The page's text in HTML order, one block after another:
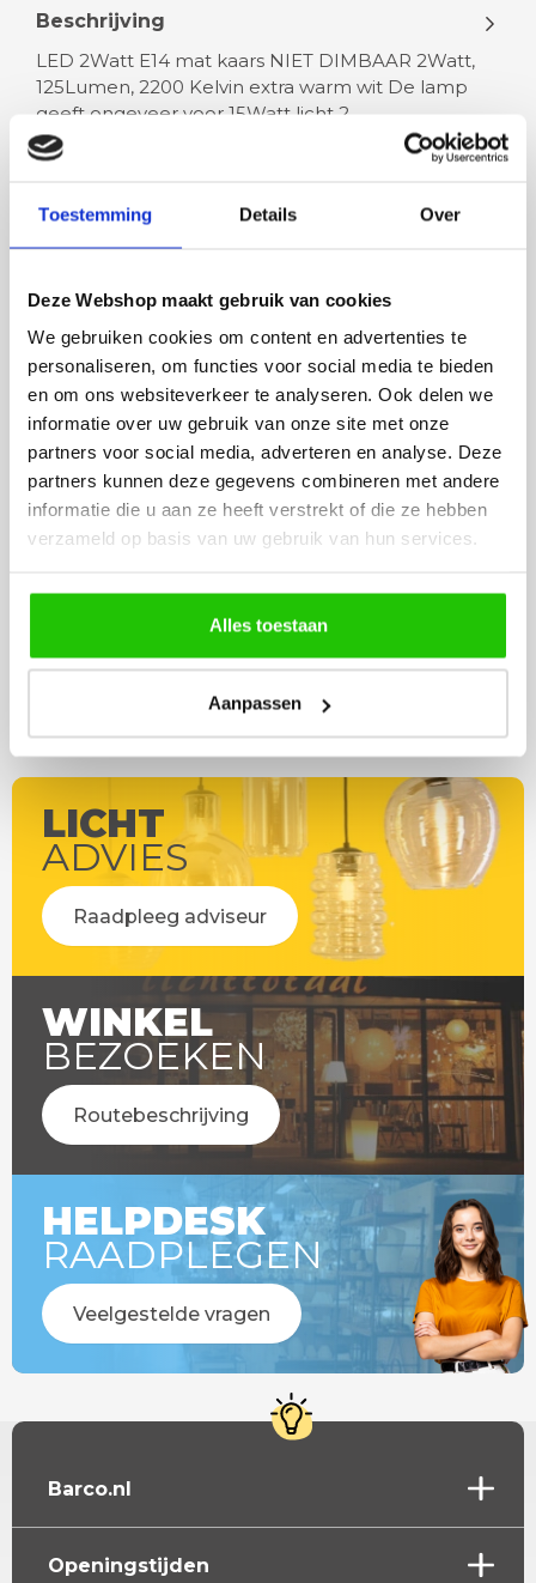
Toestemming Details Over
Deze Webshop maakt gebruik van cookies
We gebruiken cookies om content en advertenties te
personaliseren, om functies voor social media te bieden
en om ons websiteverkeer te analyseren. Ook delen we
informatie over uw gebruik van onze site met onze
partners voor social media, adverteren en analyse. Deze
partners kunnen deze gegevens combineren met andere
informatie die u aan ze heeft verstrekt of die ze hebben
verzameld op basis van uw gebruik van hun services.
Alles toestaan
Aanpassen
Beschrijving
LED 2Watt E14 mat kaars NIET DIMBAAR 2Watt,
125Lumen, 2200 Kelvin extra warm wit De lamp
geeft ongeveer voor 15Watt licht 2…
Rian
Fijne site waar ik een mooie
lamp heb uitgekozen en
besteld. De volgende dag
werd deze al bezorgd. Super
netjes en veilig verpakt.
Anne
Het bestellen,
leveren verliep vlot en
volledig naar wens.
artikel is zeer mooi
veel sfeer, het is ook
eenvoudig te
LICHT
ADVIES
Raadpleeg adviseur
WINKEL
BEZOEKEN
Routebeschrijving
HELPDESK
RAADPLEGEN
Veelgestelde vragen
Barco.nl
Openingstijden